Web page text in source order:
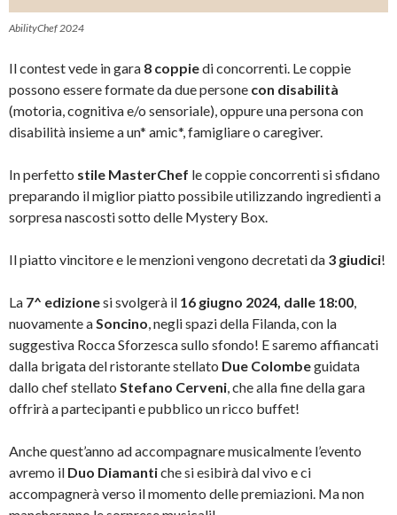
AbilityChef 2024
Il contest vede in gara 8 coppiedi concorrenti. Le coppie
possono essere formate da due persone con disabilità
(motoria, cognitiva e/o sensoriale), oppure una persona con
disabilità insieme a un* amic*, famigliare o caregiver.
In perfetto stile MasterChef le coppie concorrenti si sfidano
preparando il miglior piatto possibile utilizzando ingredienti a
sorpresa nascosti sotto delle Mystery Box.
Il piatto vincitore e le menzioni vengono decretati da 3 giudici!
La 7^ edizionesi svolgerà il 16 giugno 2024, dalle 18:00,
nuovamente aSoncino, negli spazi della Filanda, con la
suggestiva Rocca Sforzesca sullo sfondo! E saremo affiancati
dalla brigata del ristorante stellato Due Colombeguidata
dallo chef stellato Stefano Cerveni, che alla fine della gara
offrirà a partecipanti e pubblico un ricco buffet!
Anche quest’anno ad accompagnare musicalmente l’evento
avremo il Duo Diamantiche si esibirà dal vivo e ci
accompagnerà verso il momento delle premiazioni. Ma non